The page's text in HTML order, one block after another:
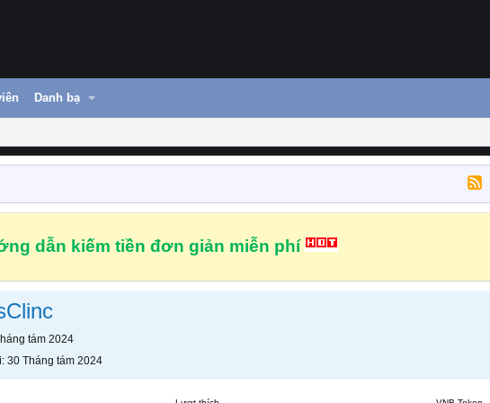
Danh bạ
dẫn kiếm tiền đơn giản miễn phí
tám 2024
30 Tháng tám 2024